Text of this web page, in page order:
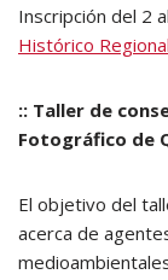
Inscripción del 2
Histórico Regional
:: Taller de
Fotográfico de
El objetivo del
acerca de